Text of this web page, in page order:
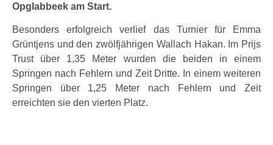
Opglabbeek am Start.
Besonders erfolgreich verlief das Turnier für Emma
Grüntjens und den zwölfjährigen Wallach Hakan. Im Prijs
Trust über 1,35 Meter wurden die beiden in einem
Springen nach Fehlern und Zeit Dritte. In einem weiteren
Springen über 1,25 Meter nach Fehlern und Zeit
erreichten sie den vierten Platz.